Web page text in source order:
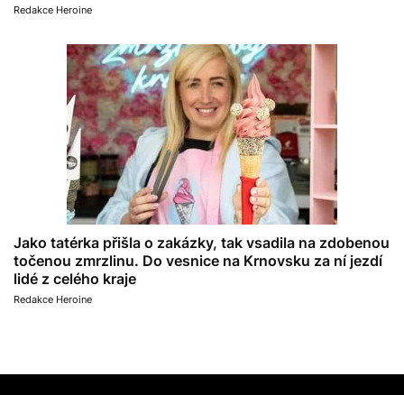
Redakce Heroine
Jako tatérka přišla o zakázky, tak vsadila na zdobenou
točenou zmrzlinu. Do vesnice na Krnovsku za ní jezdí
lidé z celého kraje
Redakce Heroine